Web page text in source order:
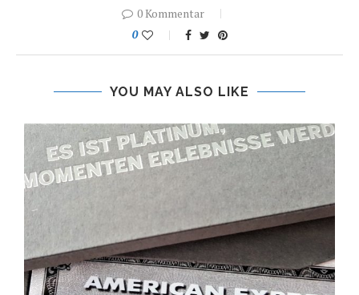
0 Kommentar
0
YOU MAY ALSO LIKE